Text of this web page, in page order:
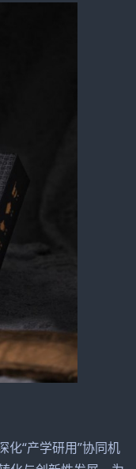
“产学研用”协同机